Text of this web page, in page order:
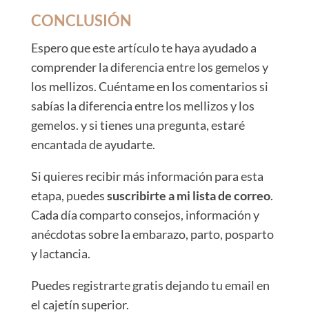
CONCLUSIÓN
Espero que este artículo te haya ayudado a
comprender la diferencia entre los gemelos y
los mellizos. Cuéntame en los comentarios si
sabías la diferencia entre los mellizos y los
gemelos. y si tienes una pregunta, estaré
encantada de ayudarte.
Si quieres recibir más información para esta
etapa, puedessuscribirte a mi lista de correo.
Cada día comparto consejos, información y
anécdotas sobre la embarazo, parto, posparto
y lactancia.
Puedes registrarte gratis dejando tu email en
el cajetín superior.